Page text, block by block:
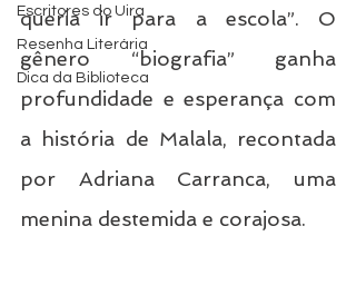
Escritores do Uira
Resenha Literária
Dica da Biblioteca
queria ir para a escola”. O
gênero “biografia” ganha
profundidade e esperança com
a história de Malala, recontada
por Adriana Carranca, uma
menina destemida e corajosa.